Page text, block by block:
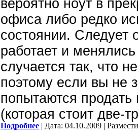
вероятно ноут в
офиса либо редко
состоянии. Следует
работает и
случается так, что
поэтому если вы не
попытаются
(которая стоит две-
Подробнее | Дата: 04.10.2009 |